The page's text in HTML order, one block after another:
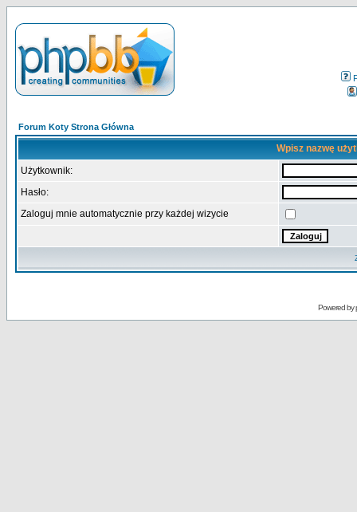
Forum Koty Strona Główna
Wpisz nazwę
Użytkownik:
Hasło:
Zaloguj mnie automatycznie przy każdej wizycie
Powered by